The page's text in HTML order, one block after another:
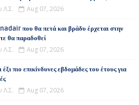
Aug 07, 2026
που θα πετά και βράδυ έρχεται στην
θα παραδοθεί
Aug 07, 2026
έξι πιο επικίνδυνες εβδομάδες του έτους για
Aug 07, 2026